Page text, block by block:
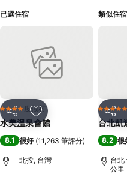
已選住宿
分享 放到收藏夾
4 星級 度假村
水美溫泉會館
8.1 很好 (11,263 筆評分)
北投, 台灣
類似住宿
分享
5 星級
台北凱
8.2 很
台北
公里